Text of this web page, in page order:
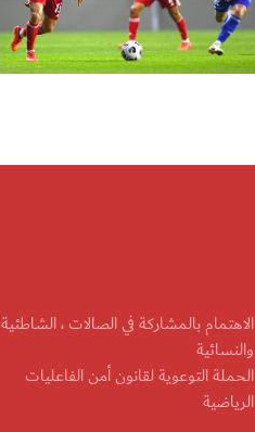
الاهتمام بالمشاركة في الصالات ، الشاطئية
والنسائية
الحملة التوعوية لقانون أمن الفاعليات
الرياضية